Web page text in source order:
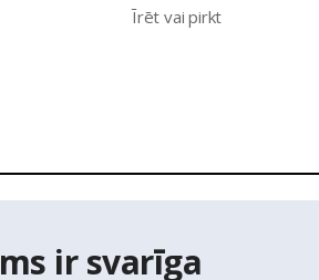
ir svarīga
Īrēt vai pirkt
aģentūra Latio. Aizliegta
reģistra Adrešu klasifikatora dati,